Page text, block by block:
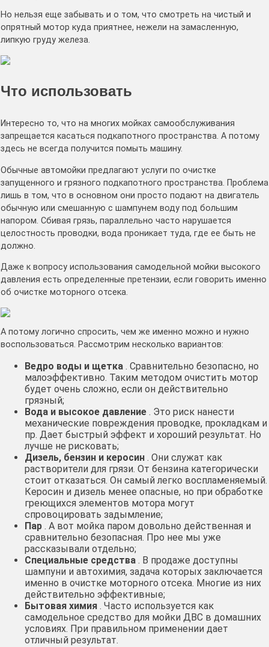
Но нельзя еще забывать и о том, что смотреть на чистый и
опрятный мотор куда приятнее, нежели на замасленную,
липкую груду железа.
Что использовать
Интересно то, что на многих мойках самообслуживания
запрещается касаться подкапотного пространства. А потому
здесь не всегда получится помыть машину.
Обычные автомойки предлагают услуги по очистке
запущенного и грязного подкапотного пространства. Проблема
лишь в том, что в основном они просто подают на двигатель
обычную или смешанную с шампунем воду под большим
напором. Сбивая грязь, параллельно часто нарушается
целостность проводки, вода проникает туда, где ее быть не
должно.
Даже к вопросу использования самодельной мойки высокого
давления есть определенные претензии, если говорить именно
об очистке моторного отсека.
А потому логично спросить, чем же именно можно и нужно
воспользоваться. Рассмотрим несколько вариантов:
Ведро воды и щетка . Сравнительно безопасно, но
малоэффективно. Таким методом очистить мотор
будет очень сложно, если он действительно
грязный;
Вода и высокое давление . Это риск нанести
механические повреждения проводке, прокладкам и
пр. Дает быстрый эффект и хороший результат. Но
лучше не рисковать;
Дизель, бензин и керосин . Они служат как
растворители для грязи. От бензина категорически
стоит отказаться. Он самый легко воспламеняемый.
Керосин и дизель менее опасные, но при обработке
греющихся элементов мотора могут
спровоцировать задымление;
Пар . А вот мойка паром довольно действенная и
сравнительно безопасная. Про нее мы уже
рассказывали отдельно;
Специальные средства . В продаже доступны
шампуни и автохимия, задача которых заключается
именно в очистке моторного отсека. Многие из них
действительно эффективные;
Бытовая химия . Часто используется как
самодельное средство для мойки ДВС в домашних
условиях. При правильном применении дает
отличный результат.